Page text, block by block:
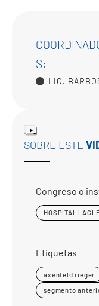
S:
LIC.
SOBRE ESTE
Congreso o
HOSPITAL
Etiquetas
axenfeld rieger
segmento